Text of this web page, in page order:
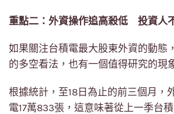
重點二：外資操作追高殺低 投資人
如果關注台積電最大股東外資的動態
的多空看法，也有一個值得研究的現
根據統計，至18日為止的前三個月，
電17萬833張，這意味著從上一季台